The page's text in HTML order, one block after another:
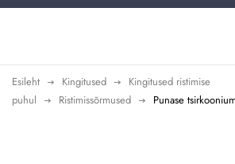
Esileht Kingitused
Kingitused ristimise
puhul
Ristimissõrmused Punase